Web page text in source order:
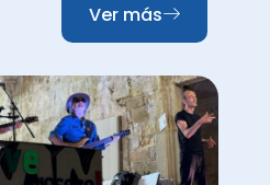
Ver más